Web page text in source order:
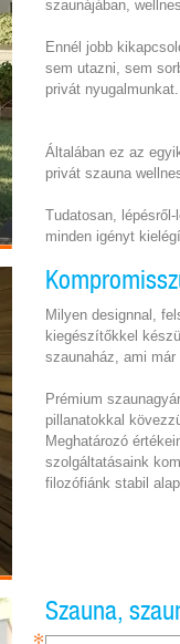
szaunájában,
Ennél jobb
sem utazni, sem
privát nyugalmunkat.
Általában ez az
privát szauna
Tudatosan,
minden igényt
Milyen designnal,
kiegészítőkkel
szaunaház, ami
Prémium
pillanatokkal
Meghatározó
szolgáltatásaink
filozófiánk stabil
Szauna,